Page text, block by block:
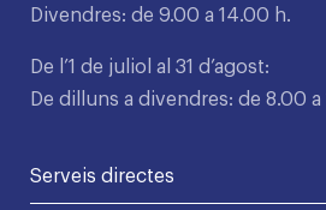
Divendres: de 9.00 a 14.00 h.
De l’1 de juliol al 31 d’agost:
De dilluns a divendres: de 8.00 a
Serveis directes